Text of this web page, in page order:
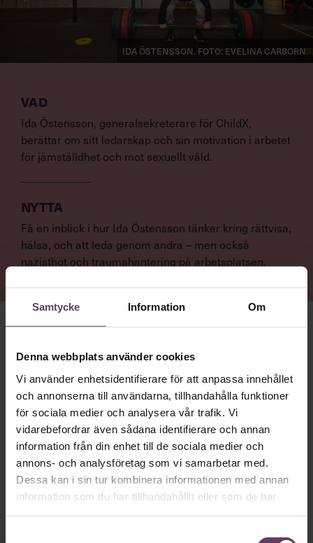
Samtycke Information Om
Denna webbplats använder cookies
Vi använder enhetsidentifierare för att anpassa innehållet
och annonserna till användarna, tillhandahålla funktioner
för sociala medier och analysera vår trafik. Vi
vidarebefordrar även sådana identifierare och annan
information från din enhet till de sociala medier och
annons- och analysföretag som vi samarbetar med.
Dessa kan i sin tur kombinera informationen med annan
information som du har tillhandahållit eller som de har
VAD
Ida Östensson, generalsekreterare för ChildX,
berättar om sitt ledarskap och sin motivation i arbetet
för jämställdhet och mot sexuellt våld.
NYTTA
Få en inblick i hur Ida Östensson tänker kring rättvisa,
hälsa, och att leda genom andra – men också
nazisthot och traumahantering på arbetsplatsen.
Ida Östensson. Foto: Evelina Carborn.
hon lärt sig vikten av återhämtning och för att tuff träning
låter tankarna vila. ”Meditation funkar inte på mig. Det är
när jag får ta i som jag rensar huvudet”, säger hon.
Ida Östenssonär generalsekreterare för ChildX, en
organisation som arbetar för att stoppa människohandel
och sexuell exploatering av barn. En trygg uppväxt i en
diskussionslysten familj och ett par avgörande händelser i
barndomen rustade henne tidigt för att våga göra sin röst
hörd och stå upp mot orättvisor och övergrepp.